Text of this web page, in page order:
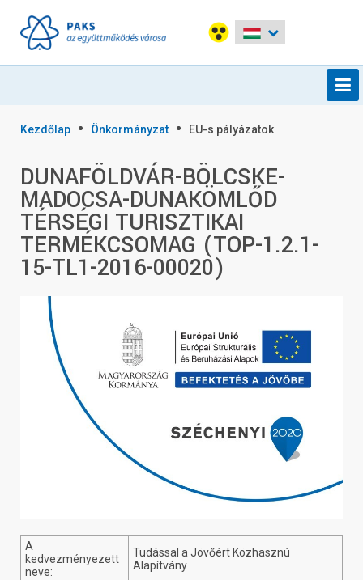
Kezdőlap Önkormányzat EU-s pályázatok
DUNAFÖLDVÁR-BÖLCSKE-
MADOCSA-DUNAKÖMLŐD
TÉRSÉGI TURISZTIKAI
TERMÉKCSOMAG (TOP-1.2.1-
15-TL1-2016-00020)
A
kedvezményezett
neve:
Tudással a Jövőért Közhasznú
Alapítvány